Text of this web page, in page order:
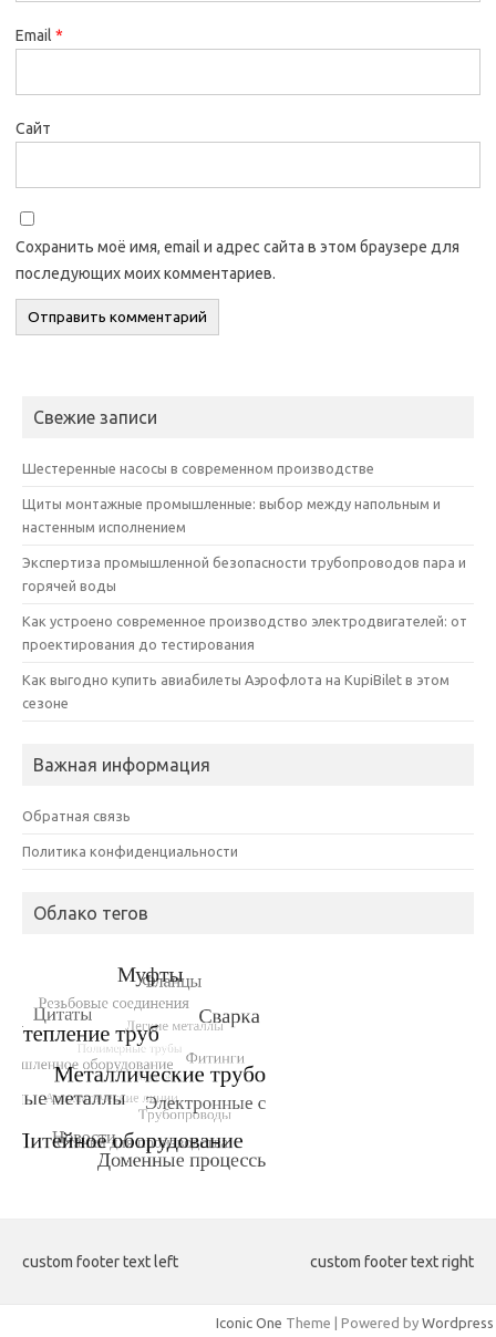
Email *
Сайт
Сохранить моё имя, email и адрес сайта в этом браузере для
последующих моих комментариев.
Свежие записи
Шестеренные насосы в современном производстве
Щиты монтажные промышленные: выбор между напольным и
настенным исполнением
Экспертиза промышленной безопасности трубопроводов пара и
горячей воды
Как устроено современное производство электродвигателей: от
проектирования до тестирования
Как выгодно купить авиабилеты Аэрофлота на KupiBilet в этом
сезоне
Важная информация
Обратная связь
Политика конфиденциальности
Облако тегов
custom footer text left custom footer text right
Iconic One Theme | Powered by Wordpress